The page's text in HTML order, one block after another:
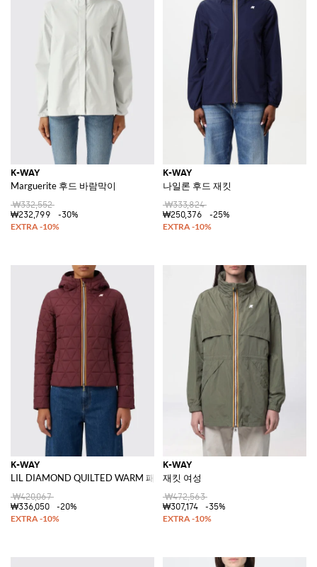
K-WAY
Marguerite 후드 바람막이
₩332,552
₩232,799
-30%
K-WAY
나일론 후드 재킷
₩333,824
₩250,376
-25%
K-WAY
LIL DIAMOND QUILTED WARM 패딩 나일론 다운 재킷
₩420,067
₩336,050
-20%
K-WAY
재킷 여성
₩472,563
₩307,174
-35%